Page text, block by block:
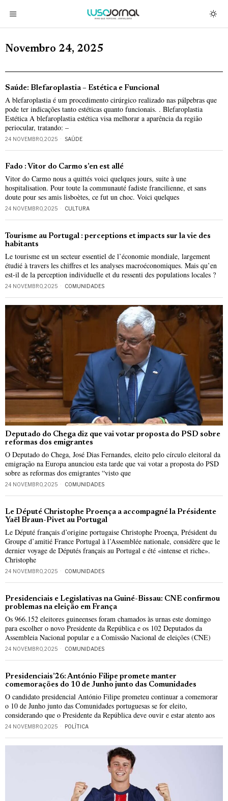
Novembro 24, 2025
Saúde: Blefaroplastia – Estética e Funcional
A blefaroplastia é um procedimento cirúrgico realizado nas pálpebras que
pode ter indicações tanto estéticas quanto funcionais. . Blefaroplastia
Estética A blefaroplastia estética visa melhorar a aparência da região
periocular, tratando: –
24 NOVEMBRO, 2025 SAÚDE
Fado : Vitor do Carmo s’en est allé
Vitor do Carmo nous a quittés voici quelques jours, suite à une
hospitalisation. Pour toute la communauté fadiste francilienne, et sans
doute pour ses amis lisboètes, ce fut un choc. Voici quelques
24 NOVEMBRO, 2025 CULTURA
Tourisme au Portugal : perceptions et impacts sur la vie des
habitants
Le tourisme est un secteur essentiel de l’économie mondiale, largement
étudié à travers les chiffres et les analyses macroéconomiques. Mais qu’en
est-il de la perception individuelle et du ressenti des populations locales ?
24 NOVEMBRO, 2025 COMUNIDADES
Deputado do Chega diz que vai votar proposta do PSD sobre
reformas dos emigrantes
O Deputado do Chega, José Dias Fernandes, eleito pelo círculo eleitoral da
emigração na Europa anunciou esta tarde que vai votar a proposta do PSD
sobre as reformas dos emigrantes “visto que
24 NOVEMBRO, 2025 COMUNIDADES
Le Député Christophe Proença a accompagné la Présidente
Yaël Braun-Pivet au Portugal
Le Député français d’origine portugaise Christophe Proença, Président du
Groupe d’amitié France Portugal à l’Assemblée nationale, considère que le
dernier voyage de Députés français au Portugal e été «intense et riche».
Christophe
24 NOVEMBRO, 2025 COMUNIDADES
Presidenciais e Legislativas na Guiné-Bissau: CNE confirmou
problemas na eleição em França
Os 966.152 eleitores guineenses foram chamados às urnas este domingo
para escolher o novo Presidente da República e os 102 Deputados da
Assembleia Nacional popular e a Comissão Nacional de eleições (CNE)
24 NOVEMBRO, 2025 COMUNIDADES
Presidenciais’26: António Filipe promete manter
comemorações do 10 de Junho junto das Comunidades
O candidato presidencial António Filipe prometeu continuar a comemorar
o 10 de Junho junto das Comunidades portuguesas se for eleito,
considerando que o Presidente da República deve ouvir e estar atento aos
24 NOVEMBRO, 2025 POLÍTICA